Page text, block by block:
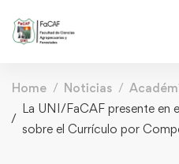
Home Noticias
La UNI/FaCAF presente en
sobre el Currículo por